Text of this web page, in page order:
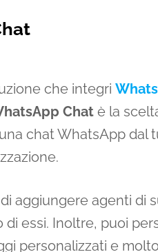
che integri
Chat è la
chat WhatsApp dal
aggiungere agenti di
essi. Inoltre, puoi
personalizzati e